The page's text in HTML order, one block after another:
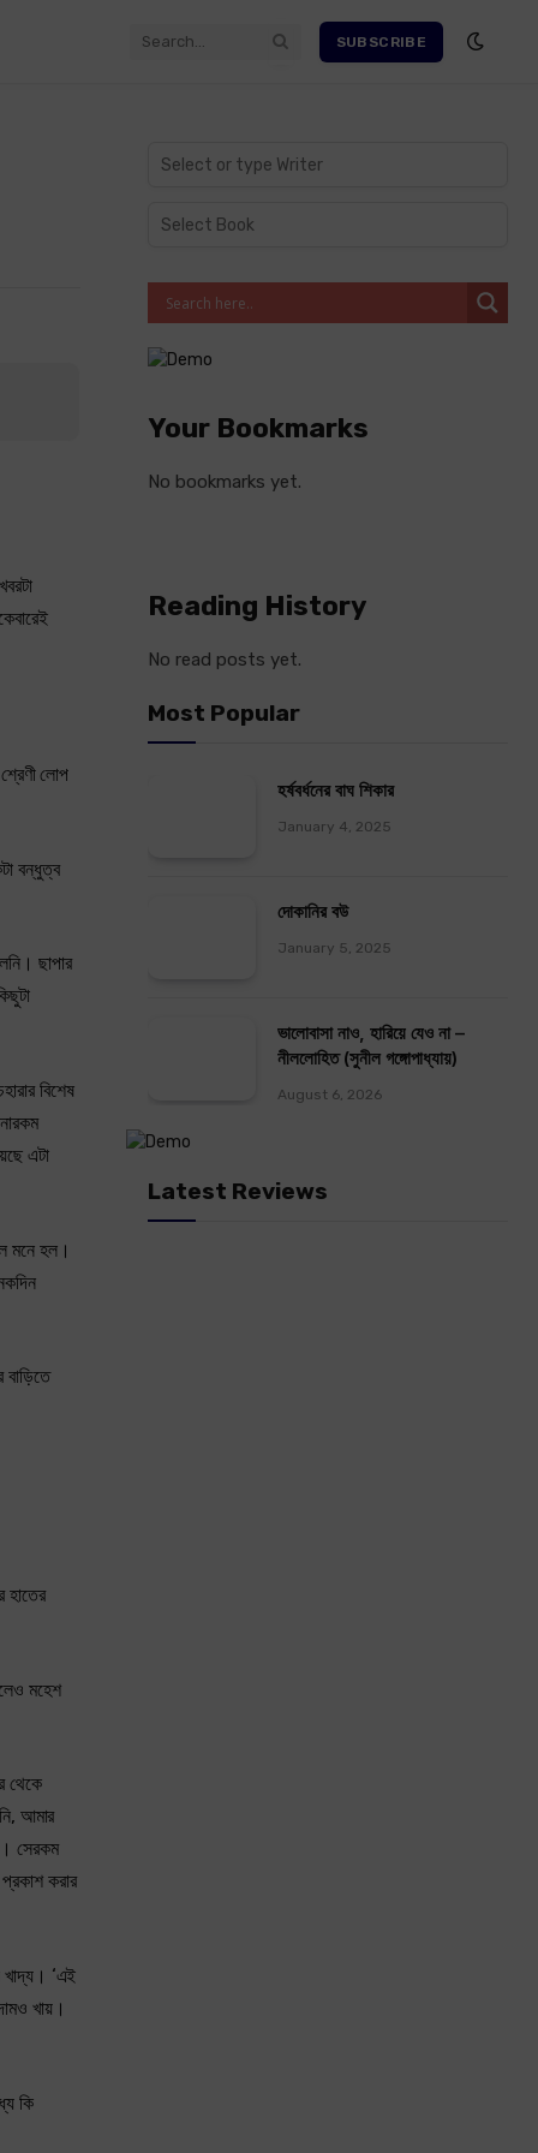
SUBSCRIBE
লোপ
বন্ধুত্ব
ছাপার
বিশেষ
এটা
মনে হল।
হাতের
মহেশ
থেকে
আমার
সেরকম
করার
খাদ্য। ‘এই
খায়।
কি
Your Bookmarks
No bookmarks yet.
Reading History
No read posts yet.
Most Popular
হর্ষবর্ধনের বাঘ শিকার
January 4, 2025
দোকানির বউ
January 5, 2025
ভালোবাসা নাও, হারিয়ে যেও না –
নীললোহিত (সুনীল গঙ্গোপাধ্যায়)
August 6, 2026
Latest Reviews